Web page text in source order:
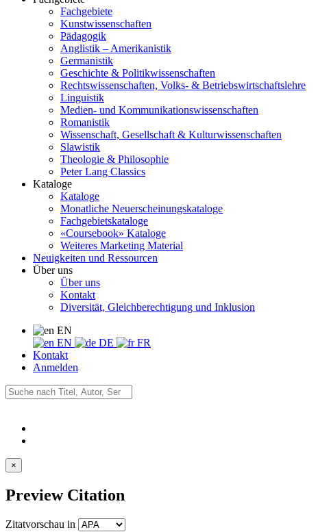
Fachgebiete
Kunstwissenschaften
Pädagogik
Anglistik – Amerikanistik
Germanistik
Geschichte & Politikwissenschaften
Rechtswissenschaften, Volks- & Betriebswirtschaftslehre
Linguistik
Medien- und Kommunikationswissenschaften
Romanistik
Wissenschaft, Gesellschaft & Kulturwissenschaften
Slawistik
Theologie & Philosophie
Peter Lang Classics
Kataloge
Kataloge
Monatliche Neuerscheinungskataloge
Fachgebietskataloge
«Coursebook» Kataloge
Weiteres Marketing Material
Neuigkeiten und Ressourcen
Über uns
Über uns
Kontakt
Diversität, Gleichberechtigung und Inklusion
EN
EN
DE
FR
Kontakt
Anmelden
×
Preview Citation
Zitatvorschau in